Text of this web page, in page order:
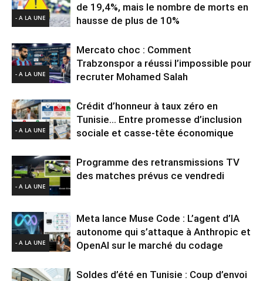
- A LA UNE
de 19,4%, mais le nombre de morts en
hausse de plus de 10%
- A LA UNE
Mercato choc : Comment
Trabzonspor a réussi l’impossible pour
recruter Mohamed Salah
- A LA UNE
Crédit d’honneur à taux zéro en
Tunisie… Entre promesse d’inclusion
sociale et casse-tête économique
- A LA UNE
Programme des retransmissions TV
des matches prévus ce vendredi
- A LA UNE
Meta lance Muse Code : L’agent d’IA
autonome qui s’attaque à Anthropic et
OpenAI sur le marché du codage
Soldes d’été en Tunisie : Coup d’envoi